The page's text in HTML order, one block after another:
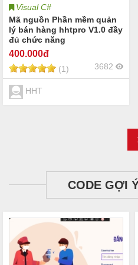
Visual C#
Mã nguồn Phần mềm quản
lý bán hàng hhtpro V1.0 đầy
đủ chức năng
400.000đ
(1) 3682
HHT
CODE GỢI